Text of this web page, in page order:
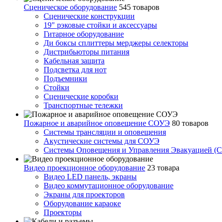
Сценическое оборудование 545 товаров
Сценические конструкции
19" рэковые стойки и аксесcуары
Гитарное оборудование
Ди боксы сплиттеры мерджеры селекторы
Дистрибьюторы питания
Кабельная защита
Подсветка для нот
Подъемники
Стойки
Сценические коробки
Транспортные тележки
Пожарное и аварийное оповещение СОУЭ 80 товаров
Cистемы трансляции и оповещения
Акустические системы для СОУЭ
Системы Оповещения и Управления Эвакуацией
Видео проекционное оборудование 23 товара
Видео LED панель, экраны
Видео коммутационное оборудование
Экраны для проекторов
Оборудование караоке
Проекторы